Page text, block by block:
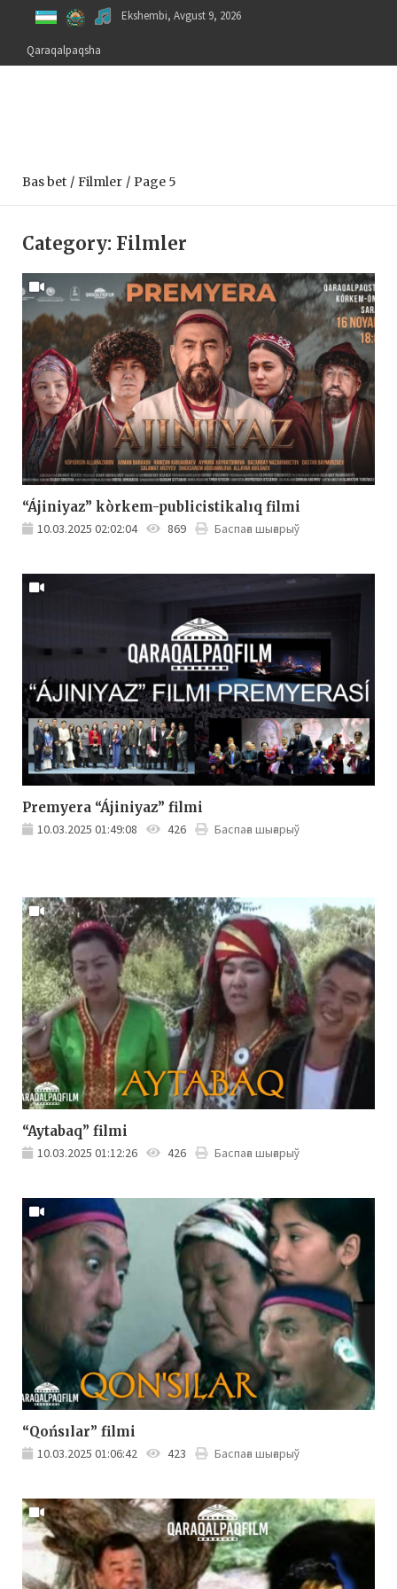
content
Ekshembi, Avgust 9, 2026
Qaraqalpaqsha
Bas bet Filmler Page 5
Category: Filmler
“Ájiniyaz” kòrkem-publicistikalıq filmi
10.03.2025 02:02:04 869 Баспаға шығарыў
Premyera “Ájiniyaz” filmi
10.03.2025 01:49:08 426 Баспаға шығарыў
“Aytabaq” filmi
10.03.2025 01:12:26 426 Баспаға шығарыў
“Qońsılar” filmi
10.03.2025 01:06:42 423 Баспаға шығарыў